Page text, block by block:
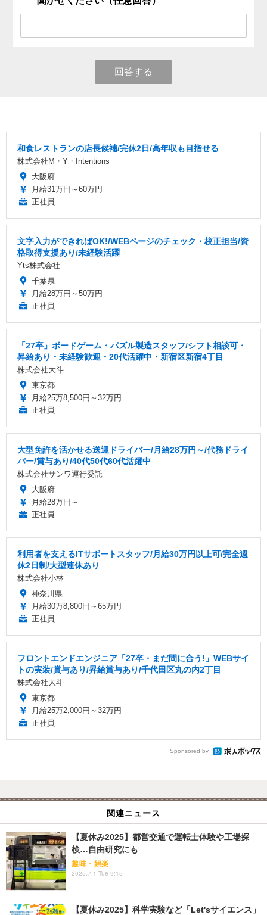
回答する
和食レストランの店長候補/完休2日/高年収も目指せる
株式会社M・Y・Intentions
大阪府
月給31万円～60万円
正社員
文字入力ができればOK!/WEBページのチェック・校正担当/資
格取得支援あり/未経験活躍
Yts株式会社
千葉県
月給28万円～50万円
正社員
「27卒」ボードゲーム・パズル製造スタッフ/シフト相談可・
昇給あり・未経験歓迎・20代活躍中・新宿区新宿4丁目
株式会社大斗
東京都
月給25万8,500円～32万円
正社員
大型免許を活かせる送迎ドライバー/月給28万円～/代務ドライ
バー/賞与あり/40代50代60代活躍中
株式会社サンワ運行委託
大阪府
月給28万円～
正社員
利用者を支えるITサポートスタッフ/月給30万円以上可/完全週
休2日制/大型連休あり
株式会社小林
神奈川県
月給30万8,800円～65万円
正社員
フロントエンドエンジニア「27卒・まだ間に合う!」WEBサイ
トの実装/賞与あり/昇給賞与あり/千代田区丸の内2丁目
株式会社大斗
東京都
月給25万2,000円～32万円
正社員
Sponsored by
関連ニュース
【夏休み2025】都営交通で運転士体験や工場探
検…自由研究にも
趣味・娯楽
2025.7.1 Tue 9:15
【夏休み2025】科学実験など「Let'sサイエンス」